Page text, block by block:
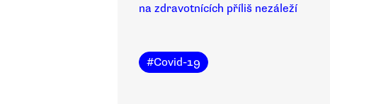
na zdravotnících příliš nezáleží
#Covid-19